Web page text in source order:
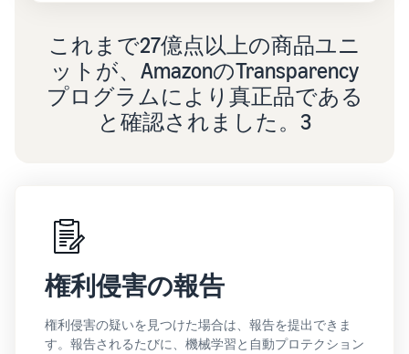
これまで27億点以上の商品ユニ
ットが、AmazonのTransparency
プログラムにより真正品である
と確認されました。3
権利侵害の報告
権利侵害の疑いを見つけた場合は、報告を提出できま
す。報告されるたびに、機械学習と自動プロテクション